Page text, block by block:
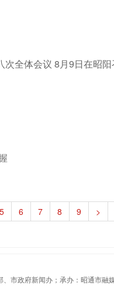
次全体会议 8月9日在昭
5 6 7 8 9 >
、市政府新闻办；承办：昭通市